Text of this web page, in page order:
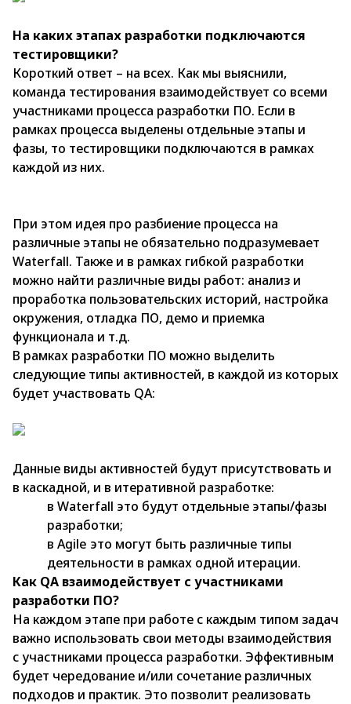
На каких этапах разработки подключаются
тестировщики?
Короткий ответ – на всех. Как мы выяснили,
команда тестирования взаимодействует со всеми
участниками процесса разработки ПО. Если в
рамках процесса выделены отдельные этапы и
фазы, то тестировщики подключаются в рамках
каждой из них.
При этом идея про разбиение процесса на
различные этапы не обязательно подразумевает
Waterfall. Также и в рамках гибкой разработки
можно найти различные виды работ: анализ и
проработка пользовательских историй, настройка
окружения, отладка ПО, демо и приемка
функционала и т.д.
В рамках разработки ПО можно выделить
следующие типы активностей, в каждой из которых
будет участвовать QA:
Данные виды активностей будут присутствовать и
в каскадной, и в итеративной разработке:
в Waterfall это будут отдельные этапы/фазы
разработки;
в Agile это могут быть различные типы
деятельности в рамках одной итерации.
Как QA взаимодействует с участниками
разработки ПО?
На каждом этапе при работе с каждым типом задач
важно использовать свои методы взаимодействия
с участниками процесса разработки. Эффективным
будет чередование и/или сочетание различных
подходов и практик. Это позволит реализовать